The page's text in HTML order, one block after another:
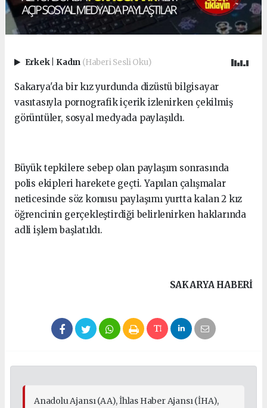
Erkek Kadın (Haberi Sesli Oku)
Sakarya'da bir kız yurdunda dizüstü bilgisayar
vasıtasıyla pornografik içerik izlenirken çekilmiş
görüntüler, sosyal medyada paylaşıldı.
Büyük tepkilere sebep olan paylaşım sonrasında
polis ekipleri harekete geçti. Yapılan çalışmalar
neticesinde söz konusu paylaşımı yurtta kalan 2 kız
öğrencinin gerçekleştirdiği belirlenirken haklarında
adli işlem başlatıldı.
SAKARYA HABERİ
Anadolu Ajansı (AA), İhlas Haber Ajansı (İHA),